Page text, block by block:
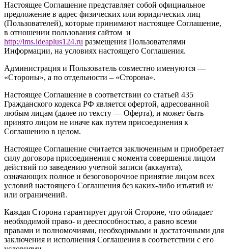
Настоящее Соглашение представляет собой официальное
предложение в адрес физических или юридических лиц
(Пользователей), которые принимают настоящее Соглашение,
в отношении пользования сайтом и
http://lms.ideaplus124.ru размещения Пользователями
Информации, на условиях настоящего Соглашения.
Администрация и Пользователь совместно именуются —
«Стороны», а по отдельности – «Сторона».
Настоящее Соглашение в соответствии со статьей 435
Гражданского кодекса РФ является офертой, адресованной
любым лицам (далее по тексту — Оферта), и может быть
принято лицом не иначе как путем присоединения к
Соглашению в целом.
Настоящее Соглашение считается заключенным и приобретает
силу договора присоединения с момента совершения лицом
действий по заведению учетной записи (аккаунта),
означающих полное и безоговорочное принятие лицом всех
условий настоящего Соглашения без каких-либо изъятий и/
или ограничений.
Каждая Сторона гарантирует другой Стороне, что обладает
необходимой право- и дееспособностью, а равно всеми
правами и полномочиями, необходимыми и достаточными для
заключения и исполнения Соглашения в соответствии с его